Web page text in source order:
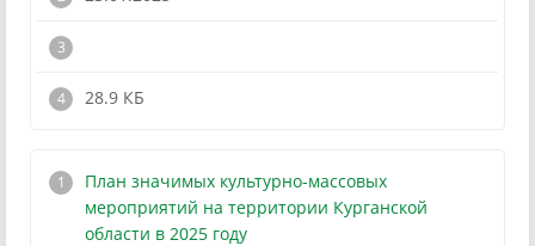
28.9 КБ
План значимых культурно-массовых
мероприятий на территории Курганской
области в 2025 году